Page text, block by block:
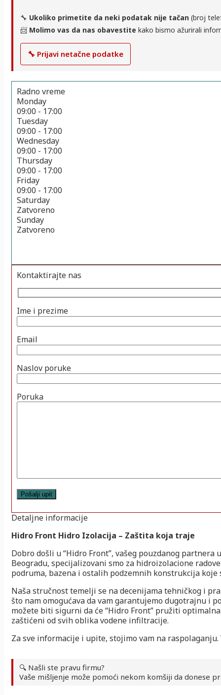
🔧 Ukoliko primetite da neki podatak nije tačan (broj
📨 Molimo vas da nas obavestite kako bismo ažurirali
🔧 Prijavi netačne podatke
Radno vreme
Monday
09:00 - 17:00
Tuesday
09:00 - 17:00
Wednesday
09:00 - 17:00
Thursday
09:00 - 17:00
Friday
09:00 - 17:00
Saturday
Zatvoreno
Sunday
Zatvoreno
Kontaktirajte nas
Ime i prezime
Email
Naslov poruke
Poruka
Detaljne informacije
Hidro Front Hidro Izolacija – Zaštita koja traje
Dobro došli u “Hidro Front”, vašeg pouzdanog
Beogradu, specijalizovani smo za hidroizolacione
podruma, bazena i ostalih podzemnih konstrukcija
Naša stručnost temelji se na decenijama tehničkog i
što nam omogućava da vam garantujemo dugotrajnu i
možete biti sigurni da će “Hidro Front” pružiti
zaštićeni od svih oblika vodene infiltracije.
Za sve informacije i upite, stojimo vam na
🔍 Našli ste pravu firmu?
Vaše mišljenje može pomoći nekom komšiji da donese